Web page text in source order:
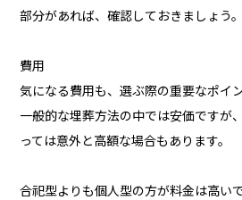
部分があれば、確認しておきましょう。
費用
気になる費用も、選ぶ際の重要なポイン
一般的な埋葬方法の中では安価ですが
っては意外と高額な場合もあります。
合祀型よりも個人型の方が料金は高いで